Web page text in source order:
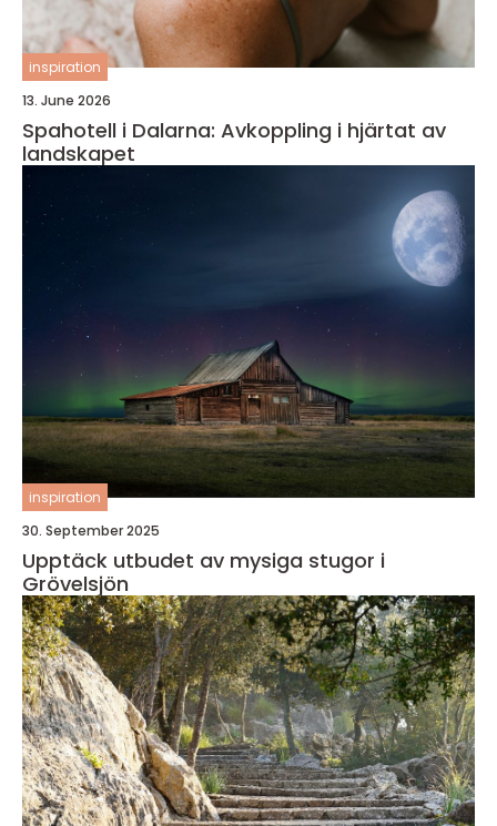
inspiration
13. June 2026
Spahotell i Dalarna: Avkoppling i hjärtat av
landskapet
inspiration
30. September 2025
Upptäck utbudet av mysiga stugor i
Grövelsjön